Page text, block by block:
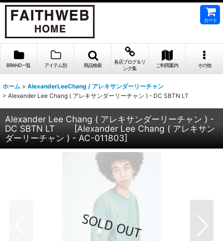
カート
BRAND一覧 アイテム別 商品検索
各店ブログ＆リ
ンク集
ご利用案内 その他
ホーム > AlexanderLeeChang / アレキサンダーリーチャン
> Alexander Lee Chang ( アレキサンダーリーチャン ) - DC SBTN LT
Alexander Lee Chang ( アレキサンダーリーチャン ) -
DC SBTN LT
[Alexander Lee Chang ( アレキサン
ダーリーチャン ) - AC-011803]